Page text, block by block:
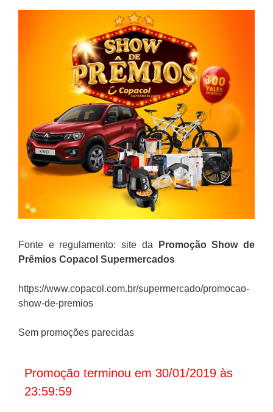
Fonte e regulamento: site da PromoçãoShow de
Prêmios Copacol Supermercados
https://www.copacol.com.br/supermercado/promocao-
show-de-premios
Sem promoções parecidas
Promoção terminou em 30/01/2019 às
23:59:59